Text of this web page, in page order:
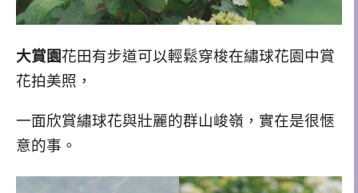
大賞園花田有步道可以輕鬆穿梭在繡球花園中賞
花拍美照，
一面欣賞繡球花與壯麗的群山峻嶺，實在是很愜
意的事。